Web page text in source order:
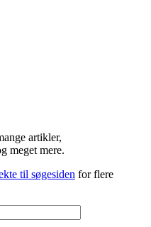
artikler,
meget mere.
til søgesiden for flere